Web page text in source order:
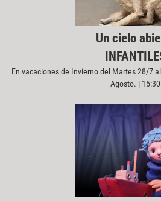
Un cielo
En vacaciones de Invierno del Martes 28/7
Agosto. | 15:30